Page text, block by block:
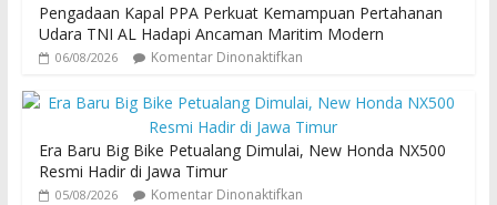
Pengadaan Kapal PPA Perkuat Kemampuan Pertahanan
Udara TNI AL Hadapi Ancaman Maritim Modern
06/08/2026 Komentar Dinonaktifkan
Era Baru Big Bike Petualang Dimulai, New Honda NX500
Resmi Hadir di Jawa Timur
05/08/2026 Komentar Dinonaktifkan